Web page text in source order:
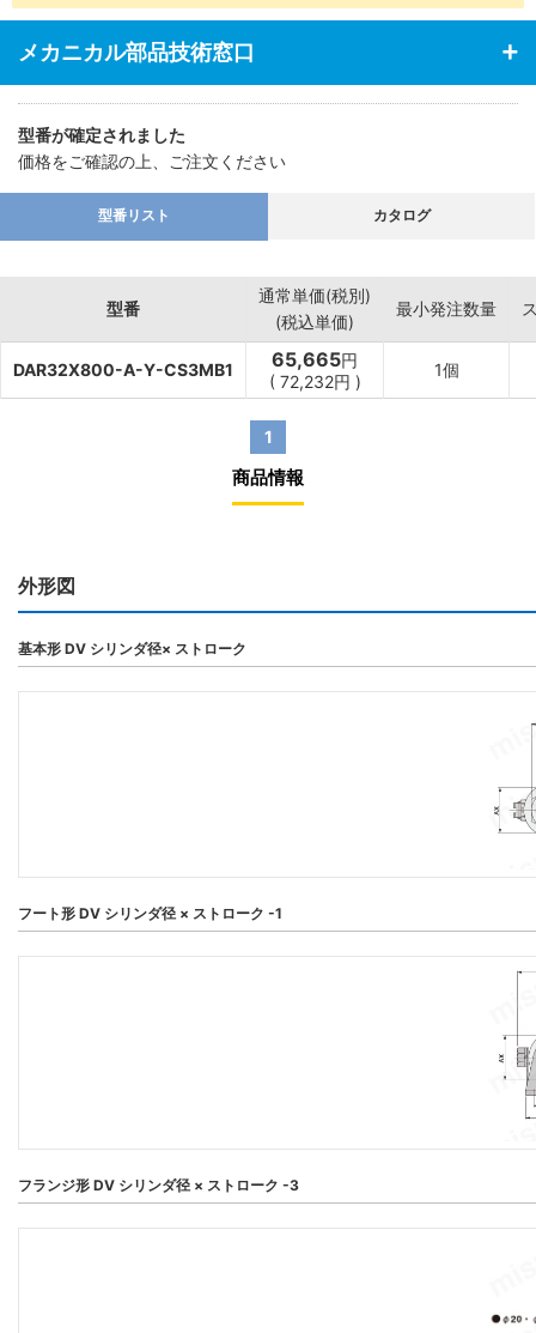
・あらゆる業界の空気圧機器や生産ラインに対応
メカニカル部品技術窓口
型番が確定されました
価格をご確認の上、ご注文ください
型番リスト カタログ
型番
通常単価(税別)
(税込単価)
最小発注数量
DAR32X800-A-Y-CS3MB1 65,665円
( 72,232円 )
1個
1
商品情報
外形図
基本形 DV シリンダ径× ストローク
フート形 DV シリンダ径 × ストローク -1
フランジ形 DV シリンダ径 × ストローク -3